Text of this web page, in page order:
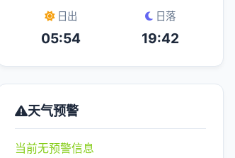
日出
05:54
日落
19:42
天气预警
当前无预警信息